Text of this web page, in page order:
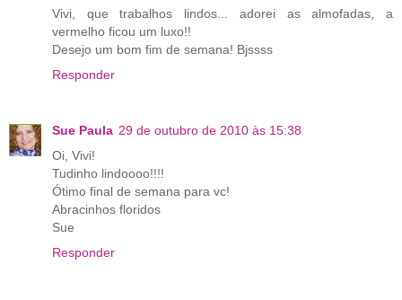
Vivi, que trabalhos lindos... adorei as almofadas, a
vermelho ficou um luxo!!
Desejo um bom fim de semana! Bjssss
Responder
Sue Paula 29 de outubro de 2010 às 15:38
Oi, Vivi!
Tudinho lindoooo!!!!
Ótimo final de semana para vc!
Abracinhos floridos
Sue
Responder